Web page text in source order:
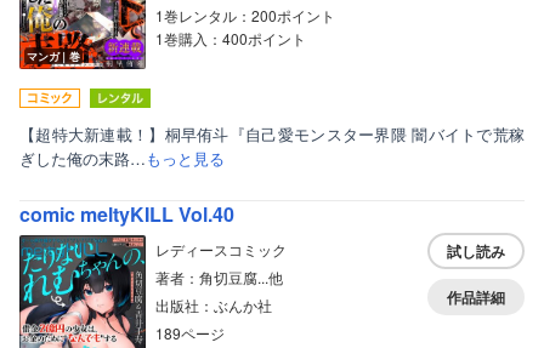
マンガ｜巻
1巻レンタル：200ポイント
1巻購入：400ポイント
【超特大新連載！】桐早侑斗『自己愛モンスター界隈 闇バイトで荒稼
ぎした俺の末路…もっと見る
comic meltyKILL Vol.40
レディースコミック
著者：角切豆腐...他
出版社：ぶんか社
189ページ
試し読み
作品詳細